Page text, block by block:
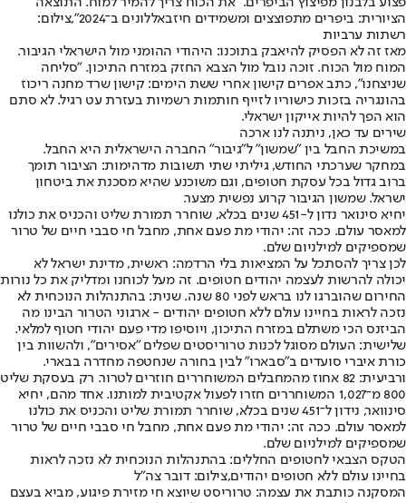
הציורית: ביפרים מתפוצצים ומשמידים חיזבאללונים ב־2024",צילום:
רשתות ערביות
מאז זה לא הפסיק להיאבק בתוכנו: היהודי ההומני מול הישראלי הגיבור.
המוח מול הכוח. זוכה נובל מול הצבא החזק במזרח התיכון. "סליחה
שניצחנו", כתב אפרים קישון אחרי ששת הימים: קישון שרד מחנה ריכוז
בהונגריה בזכות כישוריו לזייף חותמות רשמיות בעזרת עט רגיל. לא סתם
הוא הפך להיות אייקון ישראלי.
שירים עד כאן, ניתנה לנו ארכה
במשיכת החבל בין "שמשון" ל"גיבור" החברה הישראלית היא החבל.
במחקר שערכתי החודש, גיליתי שתי תשובות מדהימות: הציבור תומך
ברוב גדול בכל עסקת חטופים, וגם משוכנע שהיא מסכנת את ביטחון
ישראל. שמשון הגיבור קרוע נפשית מצער.
יחיא סינואר נדון ל-451 שנים בכלא, שוחרר תמורת שליט והכניס את כולנו
למאסר עולם. ככה זה: יהודי מת פעם אחת, מחבל חי סבבי חיים של טרור
שמספיקים למילניום שלם.
לכן צריך להסתכל על המציאות בלי הרדמה: ראשית, מדינת ישראל לא
יכולה להרשות לעצמה יהודים חטופים. זה מעל לכוחנו ומדליק את כל נורות
החירום שהוברגו לנו בראש לפני 80 שנה. שנית: בהתנהלות הנוכחית לא
נזכה לראות בחיינו עולם ללא חטופים יהודים - ארגוני הטרור הבינו מה
הביזנס הכי משתלם במזרח התיכון, ויוסיפו מדי פעם יהודי חטוף למלאי.
שלישית: העולם מסוגל לכנות טרוריסטים שפלים "אסירים", ולהשוות בין
כורת איברי סועדים ב"סבארו" לבין בחורה שנחטפה מחדרה בבארי.
ורביעית: 82 אחוז מהמחבלים המשוחררים חוזרים לטרור. רק בעסקת שליט
800 מ־1,027 המשוחררים חזרו לפעול אקטיבית למותנו. אחד מהם, יחיא
סינוואר, נידון ל־451 שנים בכלא, שוחרר תמורת שליט והכניס את כולנו
למאסר עולם. ככה זה: יהודי מת פעם אחת, מחבל חי סבבי חיים של טרור
שמספיקים למילניום שלם.
הטקס הצבאי לחטופים החללים: בהתנהלות הנוכחית לא נזכה לראות
בחיינו עולם ללא חטופים יהודים,צילום: דובר צה"ל
המסקנה כותבת את עצמה: טרוריסט שיוצא חי מזירת פיגוע, מביא בעצם